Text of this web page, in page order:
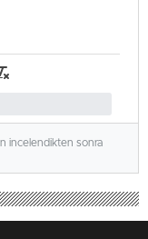
incelendikten sonra